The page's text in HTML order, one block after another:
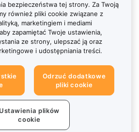
bezpieczeństwa tej strony. Za Twoją
również pliki cookie związane z
marketingiem i mediami
zapamiętać Twoje ustawienia,
ze strony, ulepszać ją oraz
i udostępniania treści.
Odrzuć dodatkowe
pliki cookie
Ustawienia plików
cookie